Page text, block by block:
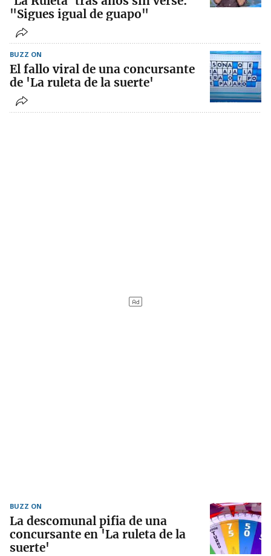
"Sigues igual de guapo"
BUZZ ON
El fallo viral de una concursante
de 'La ruleta de la suerte'
BUZZ ON
La descomunal pifia de una
concursante en 'La ruleta de la
suerte'